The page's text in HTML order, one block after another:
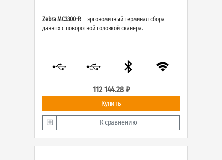
Zebra MC3300-R – эргономичный терминал сбора
данных с поворотной головкой сканера.
112 144.28 ₽
Купить
К сравнению